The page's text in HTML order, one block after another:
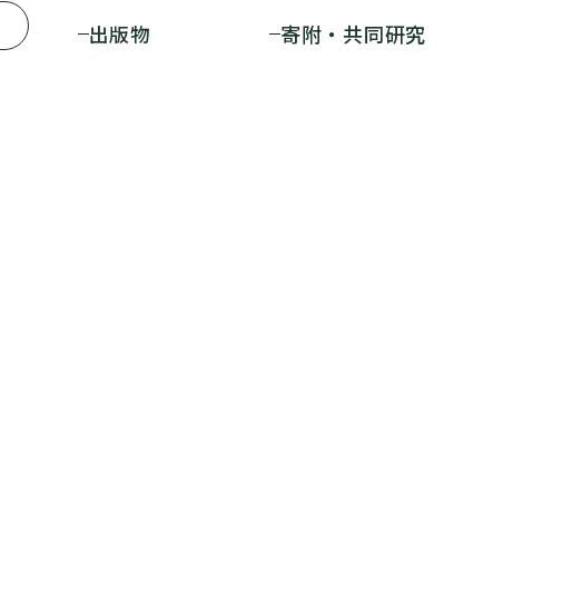
出版物 寄附・共同研究